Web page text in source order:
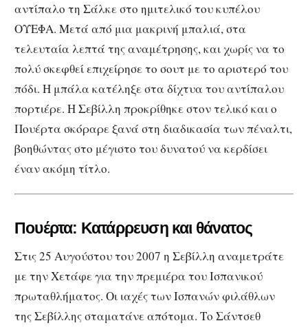
αντίπαλο τη Σάλκε στο ημιτελικό του κυπέλου
ΟΥΕΦΑ. Μετά από μια μακρινή μπαλιά, στα
τελευταία λεπτά της αναμέτρησης, και χωρίς να το
πολύ σκεφθεί επιχείρησε το σουτ με το αριστερό του
πόδι. Η μπάλα κατέληξε στα δίχτυα του αντίπαλου
πορτιέρε. Η Σεβίλλη προκρίθηκε στον τελικό και ο
Πουέρτα σκόραρε ξανά στη διαδικασία των πέναλτι,
βοηθώντας στο μέγιστο του δυνατού να κερδίσει
έναν ακόμη τίτλο.
Πουέρτα: Κατάρρευση και θάνατος
Στις 25 Αυγούστου του 2007 η Σεβίλλη αναμετράτε
με την Χετάφε για την πρεμιέρα του Ισπανικού
πρωταθλήματος. Οι ιαχές των Ισπανών φιλάθλων
της Σεβίλλης σταματάνε απότομα. Το Σάντσεθ